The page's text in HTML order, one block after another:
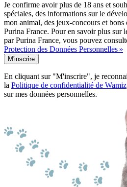
Je confirme avoir plus de 18 ans et
spéciales, des informations sur le
mon animal, des jeux-concours et
Purina France. Pour en savoir plus sur
par Purina France, vous pouvez
Protection des Données Personnelles »
M'inscrire
En cliquant sur "M'inscrire", je
la Politique de confidentialité de Wamiz
sur mes données personnelles.